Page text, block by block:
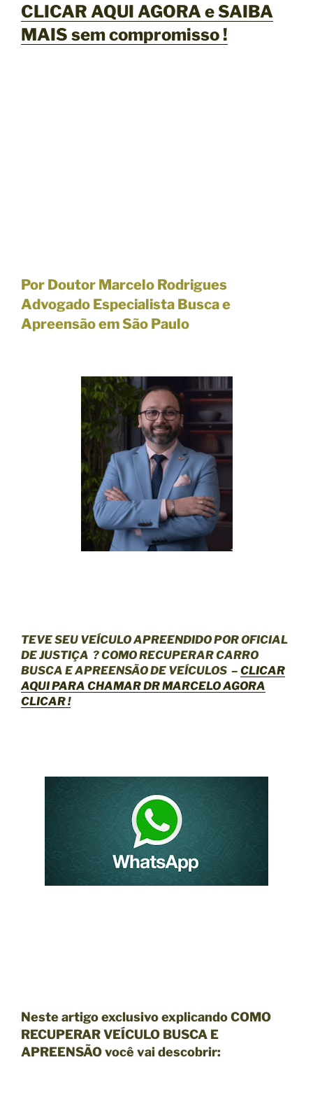
CLICAR AQUI AGORA e SAIBA
MAIS sem compromisso !
Por Doutor Marcelo Rodrigues
Advogado Especialista Busca e
Apreensão em São Paulo
TEVE SEU VEÍCULO APREENDIDO POR OFICIAL
DE JUSTIÇA ? COMO RECUPERAR CARRO
BUSCA E APREENSÃO DE VEÍCULOS – CLICAR
AQUIPARA CHAMAR DR MARCELO AGORA
CLICAR !
Neste artigo exclusivo explicando COMO
RECUPERAR VEÍCULO BUSCA E
APREENSÃO você vai descobrir: